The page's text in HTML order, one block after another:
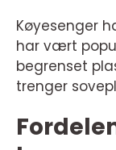
Køyesenger
har vært
begrenset
trenger